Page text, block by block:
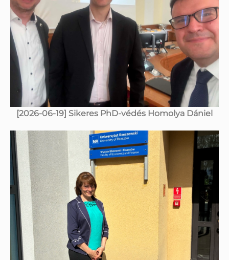
[2026-06-19] Sikeres PhD-védés Homolya Dániel